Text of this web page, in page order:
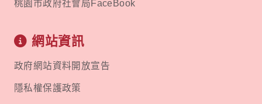
桃園市政府社會局FaceBook
網站資訊
政府網站資料開放宣告
隱私權保護政策